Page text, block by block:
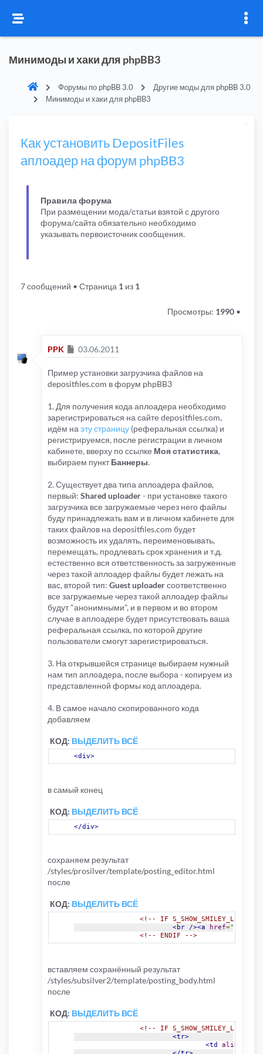
Минимоды и хаки для phpBB3
Форумы по phpBB 3.0
Другие моды для phpBB 3.0
Минимоды и хаки для phpBB3
Как установить DepositFiles
аплоадер на форум phpBB3
Правила форума
При размещении мода/статьи взятой с другого
форума/сайта обязательно необходимо
указывать первоисточник сообщения.
7 сообщений • Страница 1 из 1
Просмотры: 1990 •
PPK Сообщение
03.06.2011
Пример установки загрузчика файлов на
depositfiles.com в форум phpBB3
1. Для получения кода аплоадера необходимо
зарегистрироваться на сайте depositfiles.com,
идём на эту страницу (реферальная ссылка) и
регистрируемся, после регистрации в личном
кабинете, вверху по ссылке Моя статистика,
выбираем пунктБаннеры.
2. Существует два типа аплоадера файлов,
первый: Shared uploader- при установке такого
загрузчика все загружаемые через него файлы
буду принадлежать вам и в личном кабинете для
таких файлов на depositfiles.com будет
возможность их удалять, переименовывать,
перемещать, продлевать срок хранения и т.д.
естественно вся ответственность за загруженные
через такой аплоадер файлы будет лежать на
вас, второй тип: Guest uploaderсоответственно
все загружаемые через такой аплоадер файлы
будут "анонимными", и в первом и во втором
случае в аплоадере будет присутствовать ваша
реферальная ссылка, по которой другие
пользователи смогут зарегистрироваться.
3. На открывшейся странице выбираем нужный
нам тип аплоадера, после выбора - копируем из
представленной формы код аплоадера.
4. В самое начало скопированного кода
добавляем
КОД: ВЫДЕЛИТЬ ВСЁ
<div>
в самый конец
КОД: ВЫДЕЛИТЬ ВСЁ
</div>
сохраняем результат
/styles/prosilver/template/posting_editor.html
после
КОД: ВЫДЕЛИТЬ ВСЁ
<!-- IF S_SHOW_SMILEY_LINK and
<br
/><a href=
<!-- ENDIF -->
вставляем сохранённый результат
/styles/subsilver2/template/posting_body.html
после
КОД: ВЫДЕЛИТЬ ВСЁ
<!-- IF S_SHOW_SMILEY_LINK -->
<tr>
<td
align